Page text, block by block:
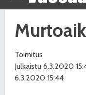
Toimitus
Julkaistu 6.3.2020
6.3.2020 15:44